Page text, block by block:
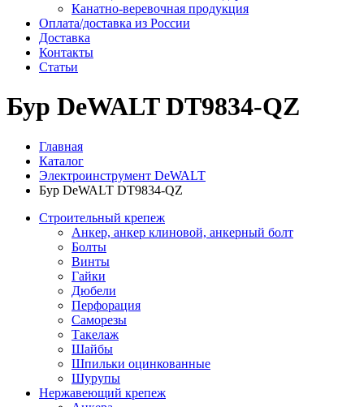
Канатно-веревочная продукция
Оплата/доставка из России
Доставка
Контакты
Статьи
Бур DeWALT DT9834-QZ
Главная
Каталог
Электроинструмент DeWALT
Бур DeWALT DT9834-QZ
Строительный крепеж
Анкер, анкер клиновой, анкерный болт
Болты
Винты
Гайки
Дюбели
Перфорация
Саморезы
Такелаж
Шайбы
Шпильки оцинкованные
Шурупы
Нержавеющий крепеж